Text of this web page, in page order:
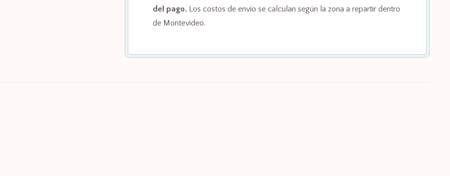
del pago. Los costos de envío se calculan según la zona a repartir dentro
de Montevideo.